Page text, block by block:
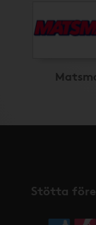
Stötta